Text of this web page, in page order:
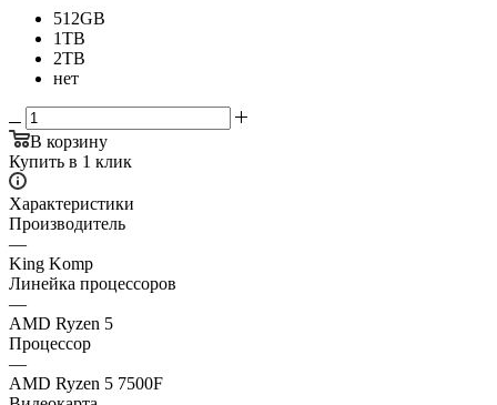
512GB
1TB
2TB
нет
В корзину
Купить в 1 клик
Характеристики
Производитель
—
King Komp
Линейка процессоров
—
AMD Ryzen 5
Процессор
—
AMD Ryzen 5 7500F